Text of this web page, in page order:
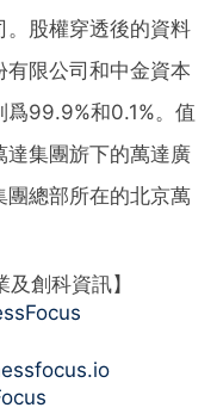
。股權穿透後的資料
限公司和中金資本
爲99.9%和0.1%。值
達集團旂下的萬達廣
團總部所在的北京萬
創科資訊】